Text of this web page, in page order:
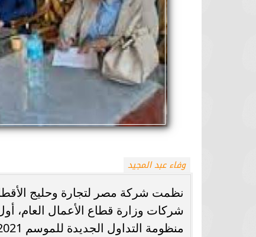
وفاء عبد المجيد
نظمت شركة مصر لتجارة وحليج
شركات وزارة قطاع الأعمال العام،
منظومة التداول الجديدة للموسم 2021-2022 على مستوى الجمهورية.